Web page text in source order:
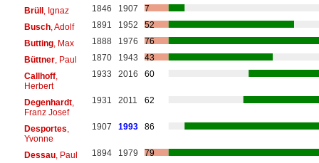
Brüll, Ignaz 1846 1907
7
Busch, Adolf 1891 1952
52
Butting, Max 1888 1976
76
Büttner, Paul 1870 1943
43
Callhoff,
Herbert
1933 2016 60
Degenhardt,
Franz Josef
1931 2011 62
Desportes
Yvonne
1907 1993 86
Dessau, Paul 1894 1979
79